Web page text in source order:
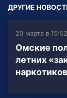
ДРУГИЕ
20 марта в 15:52
Омские
летних
наркотиков